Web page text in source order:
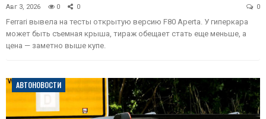
Авг 3, 2026 0 0 0
Ferrari вывела на тесты открытую версию F80 Aperta. У гиперкара
может быть съемная крыша, тираж обещает стать еще меньше, а
цена — заметно выше купе.
АВТОНОВОСТИ